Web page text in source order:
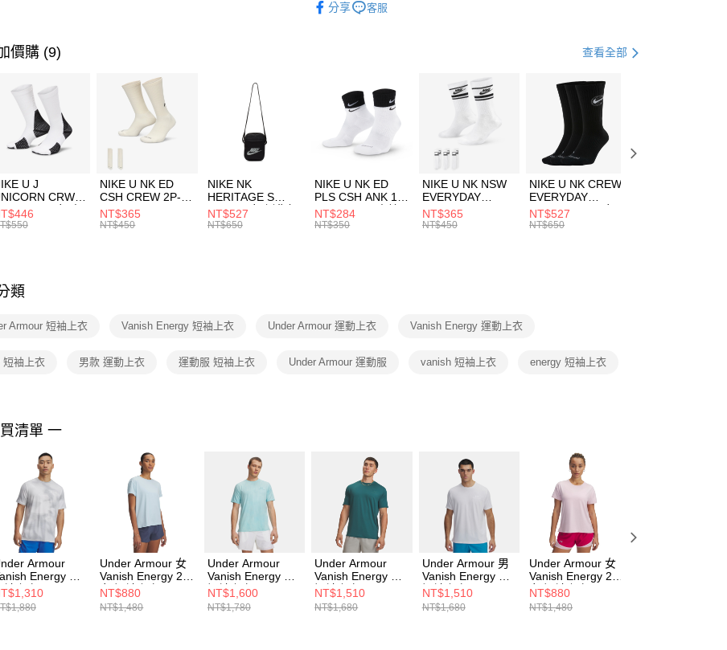
台新國際商業銀行
【關於「AFTEE先享後付」】
３．安心：先確認商品／服務後，再付款。
【「AFTEE先享後付」結帳流程】
１．於結帳方式選擇「AFTEE先享後付」後，將跳轉至「AFTEE先享後
付」結帳頁面，進行簡訊認證並確認金額後，即可完成結帳。
２．訂單成立數日內，您將收到繳費通知簡訊。
３．收到繳費通知簡訊後14天內，點擊此簡訊中的連結，可透過四大超商
／ATM／網路銀行／等多元方式進行付款，方視為交易完成。
※ 請注意：結帳手續完成當下不需立刻繳費，但若您需要取消訂單，請聯
絡購買商品的店家。未經商家同意取消之訂單仍視為有效，需透過AFTEE
先享後付繳納相關費用。
交易，需依本服務之必要範圍內提供個人資料，並將交易相關給付款項請
２．關於個人資料處理事宜，請瀏覽以下網址：
結果請求用戶進行身份認證。
５．嚴禁一人註冊多個帳號或使用他人資訊註冊。若發現惡意使用之情
形，恩沛科技股份有限公司將有權停止該用戶之使用額度並採取法律行
每筆NT$100，滿NT$1,500(含以上)免運費
每筆NT$100，滿NT$1,500(含以上)免運費
付款後門市自取
每筆NT$100，滿NT$1,500(含以上)免運費
限時降價專區⬇
分享 客服
價購 (9) 查看全部
U J
CRW
-160 男女 中
襪 FZ3393100
NIKE U NK ED
CSH CREW 2P-
144 EMBRDY 男
女 短統襪
NT$365
NT$450
NIKE NK
HERITAGE S
SMIT 男女 側背包
BA5871010
NT$527
NT$650
NIKE U NK ED
PLS CSH ANK 1P
144 DBL 男 中統
襪 DH4058104
NT$284
NT$350
NIKE U NK NSW
EVERYDAY
ESSENTIAL CR
男女 短統襪
NT$365
NT$450
NIKE U NK CREW
EVERYDAY
BBALL 3PR 男女
長統襪
NT$527
NT$650
類
Armour 短袖上衣 Vanish Energy 短袖上衣 Under Armour 運動上衣 Vanish Energy 運動上衣
短袖上衣 男款 運動上衣 運動服 短袖上衣 Under Armour 運動服 vanish 短袖上衣 energy 短袖上衣
清單 一
Armour
Energy 男
袖上衣
104
Under Armour 女
Vanish Energy 2.0
女 短袖上衣
1379141-494
NT$880
NT$1,480
Under Armour
Vanish Energy 男
短袖上衣
6009761-425
NT$1,600
NT$1,780
Under Armour
Vanish Energy 男
短袖上衣
1383973-338
NT$1,510
NT$1,680
Under Armour 男
Vanish Energy 男
短袖上衣
1383973-100
NT$1,510
NT$1,680
Under Armour 女
Vanish Energy 2.0
女 短袖上衣
1379141-647
NT$880
NT$1,480